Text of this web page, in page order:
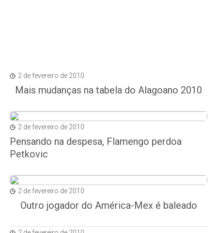
2 de fevereiro de 2010
Mais mudanças na tabela do Alagoano 2010
2 de fevereiro de 2010
Pensando na despesa, Flamengo perdoa
Petkovic
2 de fevereiro de 2010
Outro jogador do América-Mex é baleado